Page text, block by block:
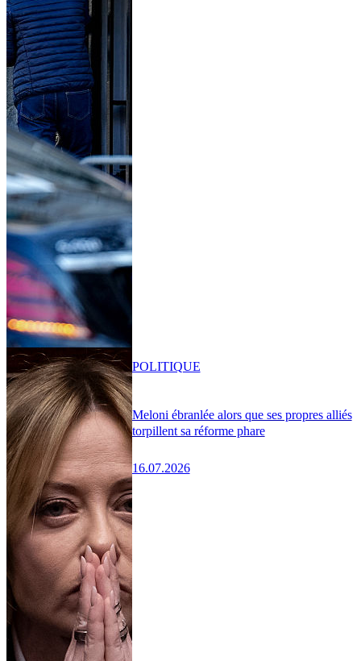
Meloni ébranlée alors que ses propres alliés
torpillent sa réforme phare
16.07.2026
POLITIQUE